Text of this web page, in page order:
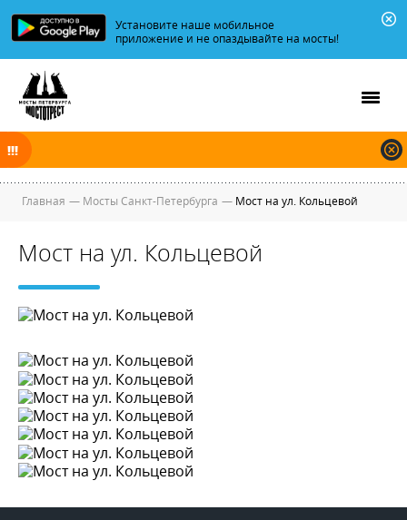
Установите наше мобильное
приложение и не опаздывайте на мосты!
разводятся по графику.
Главная — Мосты Санкт-Петербурга — Мост на ул. Кольцевой
Мост на ул. Кольцевой